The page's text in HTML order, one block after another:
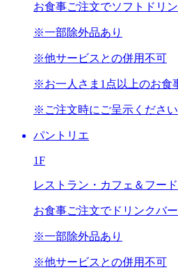
お食事ご注文でソフトドリ
※一部除外品あり
※他サービスとの併用不可
※お一人さま1点以上のお食
※ご注文時にご呈示ください
パントリエ
1F
レストラン・カフェ＆フード
お食事ご注文でドリンクバー
※一部除外品あり
※他サービスとの併用不可